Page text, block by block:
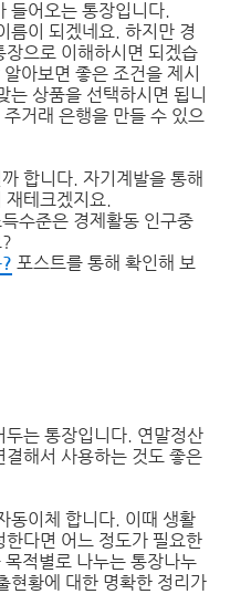
들어오는 통장입니다.
름이 되겠네요. 하지만 경
으로 이해하시면 되겠습
아보면 좋은 조건을 제시
는 상품을 선택하시면 됩니
거래 은행을 만들 수 있으
합니다. 자기계발을 통해
재테크겠지요.
수준은 경제활동 인구중
포스트를 통해 확인해 보
는 통장입니다. 연말정산
해서 사용하는 것도 좋은
동이체 합니다. 이때 생활
다면 어느 정도가 필요한
적별로 나누는 통장나누
현황에 대한 명확한 정리가